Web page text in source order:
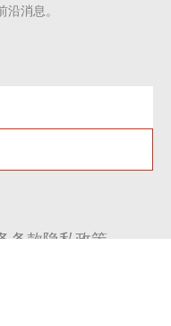
消息。
条款隐私政策